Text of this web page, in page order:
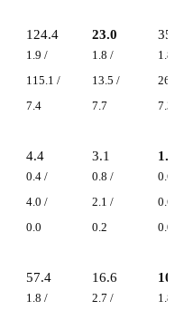
124.4
1.9 /
115.1 /
7.4
23.0
1.8 /
13.5 /
7.7
7.3
4.4
0.4 /
4.0 /
0.0
3.1
0.8 /
2.1 /
0.2
1.2
0.0
57.4
1.8 /
16.6
2.7 /